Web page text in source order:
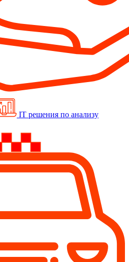
IT решения по анализу